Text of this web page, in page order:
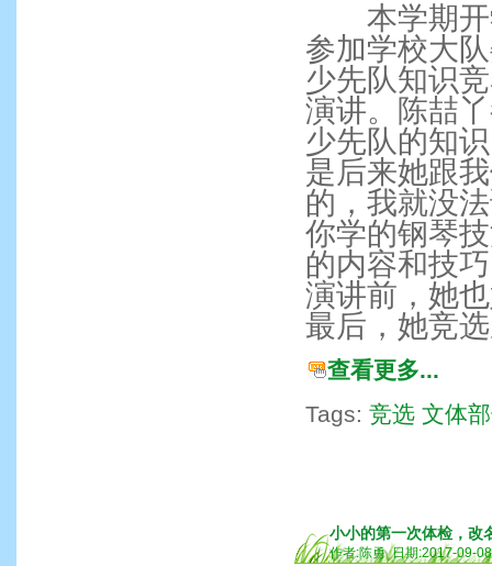
本学期开
参加学校大
少先队知识
演讲。陈喆
少先队的知
是后来她跟
的，我就没
你学的钢琴
的内容和技
演讲前，她
最后，她竞
查看更多...
Tags: 竞选 文体
小小的第一次体检，改
作者:陈勇 日期:2017-09-08